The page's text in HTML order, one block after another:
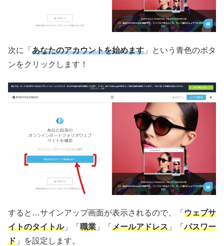
次に「 あなたのアカウントを始めます 」という青色のボタ
ンをクリックします！
すると…サインアップ画面が表示されるので、「 ウェブサ
イトのタイトル」「 職業 」「 メールアドレス 」「パスワー
ド 」を設定します。